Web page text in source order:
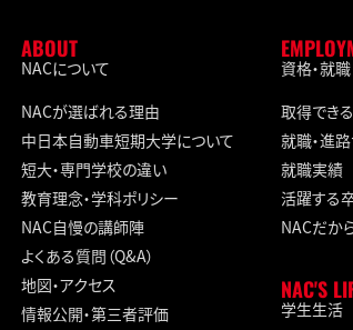
ABOUT
NACについて
NACが選ばれる理由
中日本自動車短期大学について
短大・専門学校の違い
教育理念・学科ポリシー
NAC自慢の講師陣
よくある質問（Q&A）
地図・アクセス
情報公開・第三者評価
資格・就職
取得でき
就職・進
就職実績
活躍する
NACだか
NAC'S
学生生活